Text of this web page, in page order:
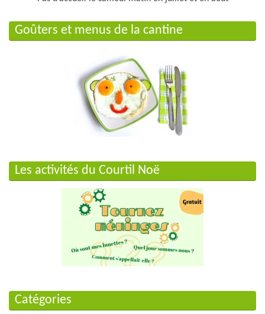
Goûters et menus de la cantine
Les activités du Courtil Noë
Catégories